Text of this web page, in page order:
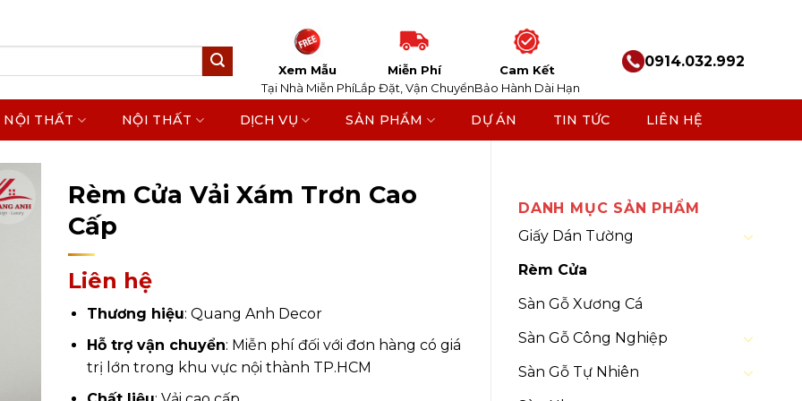
Xem Mẫu
Tại Nhà Miễn Phí
Miễn Phí
Lắp Đặt, Vận Chuyển
Cam Kết
Bảo Hành Dài Hạn
0914.032.992
NỘI THẤT NỘI THẤT DỊCH VỤ SẢN PHẨM DỰ ÁN TIN TỨC LIÊN HỆ
DANH MỤC SẢN PHẨM
Giấy Dán Tường
Rèm Cửa
Sàn Gỗ Xương Cá
Sàn Gỗ Công Nghiệp
Sàn Gỗ Tự Nhiên
Rèm Cửa Vải Xám Trơn Cao
Cấp
Liên hệ
Thương hiệu: Quang Anh Decor
Hỗ trợ vận chuyển: Miễn phí đối với đơn hàng có giá
trị lớn trong khu vực nội thành TP.HCM